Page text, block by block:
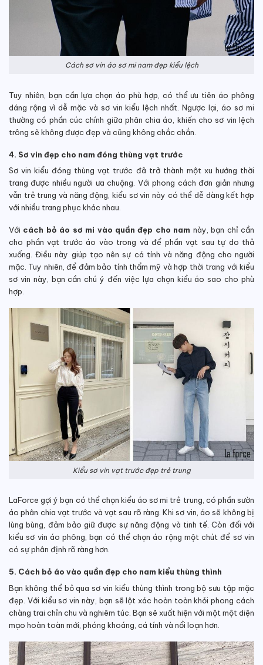
Cách sơ vin áo sơ mi nam đẹp kiểu lệch
Tuy nhiên, bạn cần lựa chọn áo phù hợp, có thể ưu tiên áo phông
dáng rộng vì dễ mặc và sơ vin kiểu lệch nhất. Ngược lại, áo sơ mi
thường có phần cúc chính giữa phân chia áo, khiến cho sơ vin lệch
trông sẽ không được đẹp và cũng không chắc chắn.
4. Sơ vin đẹp cho nam đóng thùng vạt trước
Sơ vin kiểu đóng thùng vạt trước đã trở thành một xu hướng thời
trang được nhiều người ưa chuộng. Với phong cách đơn giản nhưng
vẫn trẻ trung và năng động, kiểu sơ vin này có thể dễ dàng kết hợp
với nhiều trang phục khác nhau.
Với cách bỏ áo sơ mi vào quần đẹp cho nam này, bạn chỉ cần
cho phần vạt trước áo vào trong và để phần vạt sau tự do thả
xuống. Điều này giúp tạo nên sự cá tính và năng động cho người
mặc. Tuy nhiên, để đảm bảo tính thẩm mỹ và hợp thời trang với kiểu
sơ vin này, bạn cần chú ý đến việc lựa chọn kiểu áo sao cho phù
hợp.
Kiểu sơ vin vạt trước đẹp trẻ trung
LaForce gợi ý bạn có thể chọn kiểu áo sơ mi trẻ trung, có phần sườn
áo phân chia vạt trước và vạt sau rõ ràng. Khi sơ vin, áo sẽ không bị
lùng bùng, đảm bảo giữ được sự năng động và tinh tế. Còn đối với
kiểu sơ vin áo phông, bạn có thể chọn áo rộng một chút để sơ vin
có sự phân định rõ ràng hơn.
5. Cách bỏ áo vào quần đẹp cho nam kiểu thùng thình
Bạn không thể bỏ qua sơ vin kiểu thùng thình trong bộ sưu tập mặc
đẹp. Với kiểu sơ vin này, bạn sẽ lột xác hoàn toàn khỏi phong cách
chàng trai chỉn chu và nghiêm túc. Bạn sẽ xuất hiện với một một diện
mạo hoàn toàn mới, phóng khoáng, cá tính và nổi loạn hơn.